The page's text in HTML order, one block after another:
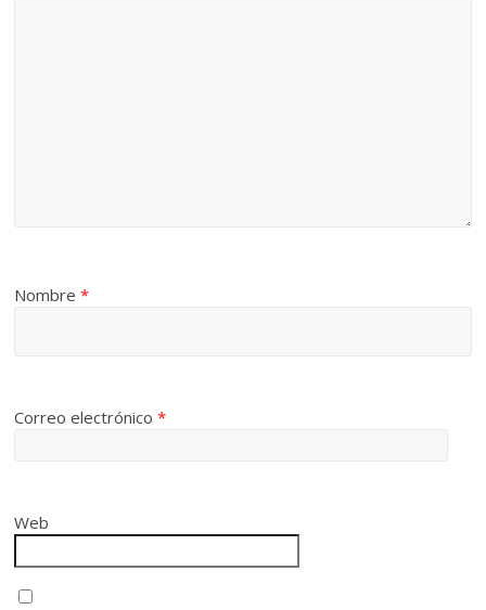
Nombre*
Correo electrónico*
Web